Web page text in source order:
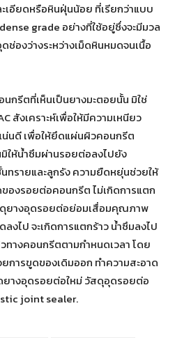
อียดหรือหินฝุ่นน้อย ที่เรียกว่าแบบ
grade อย่างที่ใช้อยู่ซึ่งจะมีมวล
องว่างระหว่างเม็ดหินหมดจนเนื้อ
กรีตที่เห็นเป็นยางมะตอยนั้น มิใช่
สังเคราะห์เพื่อให้มีความเหนียว
นดี เพื่อให้ยึดแผ่นผิวคอนกรีต
ให้น้ำซึมผ่านรอยต่อลงไปยัง
ทรายและลูกรัง ความยืดหยุ่นช่วยให้
งรอยต่อคอนกรีต ไม่เกิดการแตก
ดุยางอุดรอยต่อย่อมเสื่อมคุณภาพ
งไป จะเกิดการแตกร้าว น้ำซึมลงไป
างคอนกรีตตามกำหนดเวลา โดย
การขูดของเดิมออก ทำความสะอาด
างอุดรอยต่อใหม่ วัสดุอุดรอยต่อ
joint sealer.